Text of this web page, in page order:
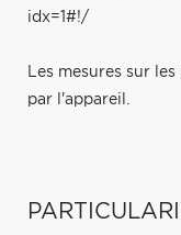
idx=1#!/
Les mesures sur
par l'appareil.